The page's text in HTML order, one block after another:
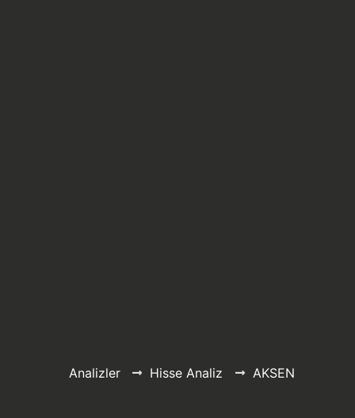
Analizler Hisse Analiz AKSEN